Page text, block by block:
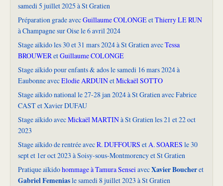
samedi 5 juillet 2025 à St Gratien
Préparation grade avecGuillaume COLONGEetThierry LE RUN
à Champagne sur Oise le 6 avril 2024
Stage aïkido les 30 et 31 mars 2024 à St Gratien avecTessa
BROUWER etGuillaume COLONGE
Stage aïkido pour enfants & ados le samedi 16 mars 2024 à
Eaubonne avecElodie ARDUINetMickaël SOTTO
Stage aïkido national le 27-28 jan 2024 à St Gratien avec Fabrice
CAST et Xavier DUFAU
Stage aïkido avecMickaël MARTINà St Gratien les 21 et 22 oct
2023
Stage aïkido de rentrée avecR. DUFFOURS et A. SOARES le 30
sept et 1er oct 2023 à Soisy-sous-Montmorency et St Gratien
Pratique aïkidohommage à Tamura Sensei avecXavier Boucheret
Gabriel Femeniasle samedi 8 juillet 2023 à St Gratien